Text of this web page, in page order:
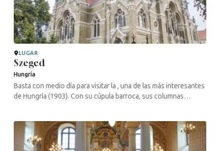
LUGAR
Szeged
Hungría
Basta con medio día para visitar la , una de las más interesantes
de Hungría (1903). Con su cúpula barroca, sus columnas